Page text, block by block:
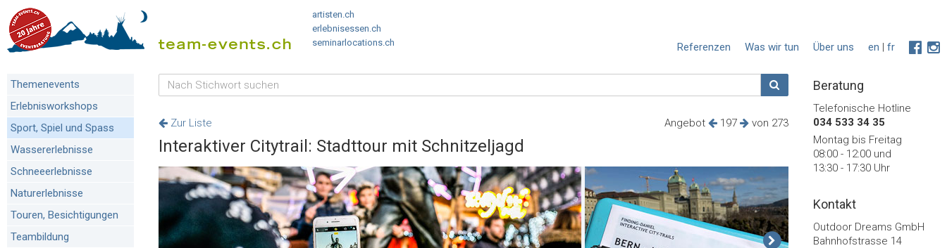
artisten.ch
erlebnisessen.ch
seminarlocations.ch
en | fr
Über uns
Was wir tun
Referenzen
Themenevents
Erlebnisworkshops
Sport, Spiel und Spass
Wassererlebnisse
Schneeerlebnisse
Naturerlebnisse
Touren, Besichtigungen
Teambildung
Angebot 197 von 273
Zur Liste
Interaktiver Citytrail: Stadttour mit Schnitzeljagd
Beratung
Telefonische Hotline
034 533 34 35
Montag bis Freitag
08:00 - 12:00 und
13:30 - 17:30 Uhr
Kontakt
Outdoor Dreams GmbH
Bahnhofstrasse 14